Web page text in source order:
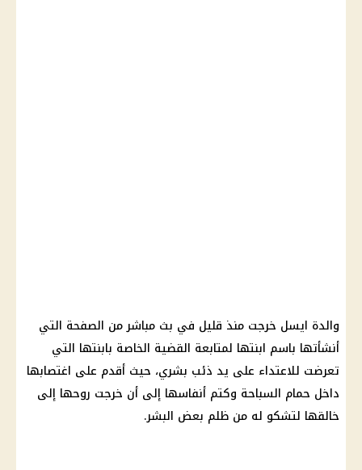
والدة ايسل خرجت منذ قليل في بث مباشر من الصفحة التي
أنشأتها باسم ابنتها لمتابعة القضية الخاصة بابنتها التي
تعرضت للاعتداء على يد ذئب بشري، حيث أقدم على اغتصابها
داخل حمام السباحة وكتم أنفاسها إلى أن خرجت روحها إلى
خالقها لتشكو له من ظلم بعض البشر.